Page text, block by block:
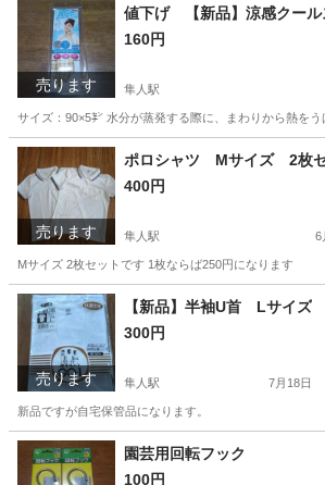
売ります
値下げ 【新品】涼感クール
160円
隼人駅
サイズ：90×5㌢ 水分が蒸発する際に、まわりから熱を
鹿児島 霧島市 その他 新品
売ります
ポロシャツ Мサイズ 2枚
400円
隼人駅 6
Mサイズ 2枚セットです 1枚ならば250円になります
鹿児島 霧島市 隼人駅 ポロシャツ セッ
売ります
【新品】半袖U首 Lサイズ
300円
隼人駅 7月18日
新品ですが自宅保管品になります。
鹿児島 霧島市 隼人駅 Tシャツ
園芸用回転フック
100円